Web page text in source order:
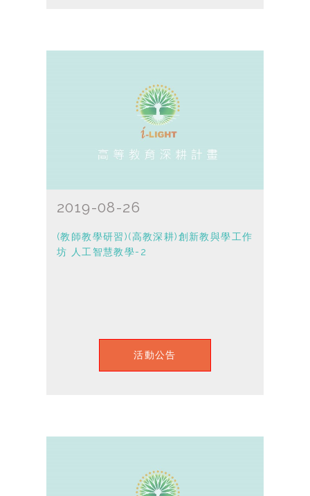
2019-08-26
(教師教學研習)(高教深耕)創新教與學工作
坊 人工智慧教學-2
活動公告